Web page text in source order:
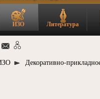
ИЗО Литература
Декоративно-